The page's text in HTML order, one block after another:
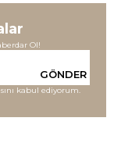
Ol!
GÖNDER
kabul ediyorum.